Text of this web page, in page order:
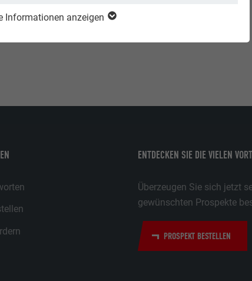
Informationen anzeigen
ENTDECKEN SIE DIE VIELEN
Überzeugen Sie sich jetzt
gewünschten Prospekte
PROSPEKT BESTELLEN